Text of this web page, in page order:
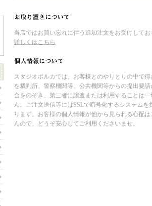
当店ではお買い忘れに伴う追加注文をお受けして
詳しくはこちら
スタジオポルカでは、お客様とのやりとりの中で得
を裁判所、警察機関等、公共機関等からの提出要
合をのぞき、第三者に譲渡または利用することは一
ん。ご注文送信等にはSSLで暗号化するシステムを
ります。お客様の個人情報が他から見られる心配は
んので、どうぞ安心してご利用くださいませ。